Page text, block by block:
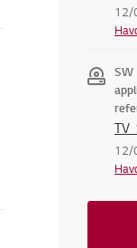
12/
SW
12/